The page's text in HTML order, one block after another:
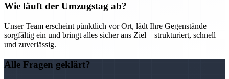
Wie läuft der Umzugstag ab?
Unser Team erscheint pünktlich vor Ort, lädt Ihre Gegenstände
sorgfältig ein und bringt alles sicher ans Ziel – strukturiert, schnell
und zuverlässig.
Alle Fragen geklärt?